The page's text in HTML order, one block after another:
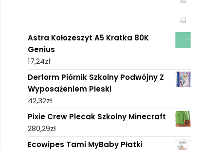
Astra Kołozeszyt A5 Kratka 80K
Genius
17,24zł
Derform Piórnik Szkolny Podwójny Z
Wyposażeniem Pieski
42,32zł
Pixie Crew Plecak Szkolny Minecraft
280,29zł
Ecowipes Tami MyBaby Płatki